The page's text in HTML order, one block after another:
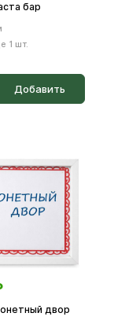
бар
1 шт.
Добавить
двор